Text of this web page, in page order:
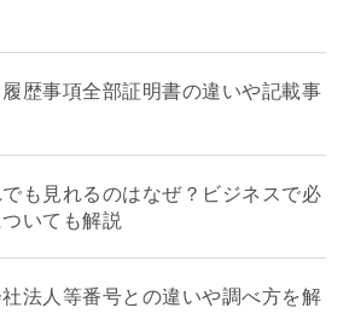
歴事項全部証明書の違いや記載事
も見れるのはなぜ？ビジネスで必
いても解説
法人等番号との違いや調べ方を解